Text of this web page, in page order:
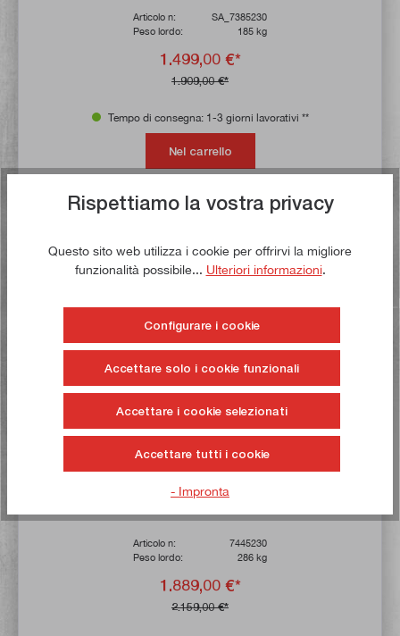
Articolo n:
SA_7385230
Peso lordo:
185 kg
1.499,00 €*
1.909,00 €*
Tempo di consegna: 1-3 giorni lavorativi **
Nel carrello
Alla lista dei desideri
Sega a nastro per legno MJ18, tavola 610 x 505 mm
Articolo n:
7445230
Peso lordo:
286 kg
1.889,00 €*
2.159,00 €*
Comprate ora!
Rispettiamo la vostra privacy
Questo sito web utilizza i cookie per offrirvi la migliore
funzionalità possibile... Ulteriori informazioni.
Configurare i cookie
Accettare solo i cookie funzionali
Accettare i cookie selezionati
Accettare tutti i cookie
- Impronta